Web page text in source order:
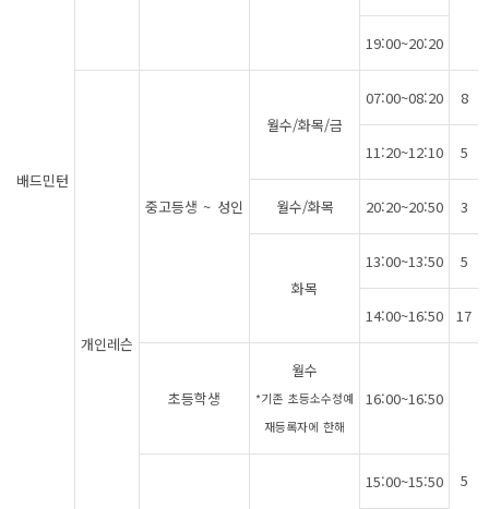
배드민턴
19:00~20:20
개인레슨
중고등생 ~ 성인
월수/화목/금
07:00~08:20 8
11:20~12:10 5
월수/화목 20:20~20:50 3
화목
13:00~13:50 5
14:00~16:50 17
초등학생
월수
*기존 초등소수정예
재등록자에 한해
16:00~16:50
5
15:00~15:50